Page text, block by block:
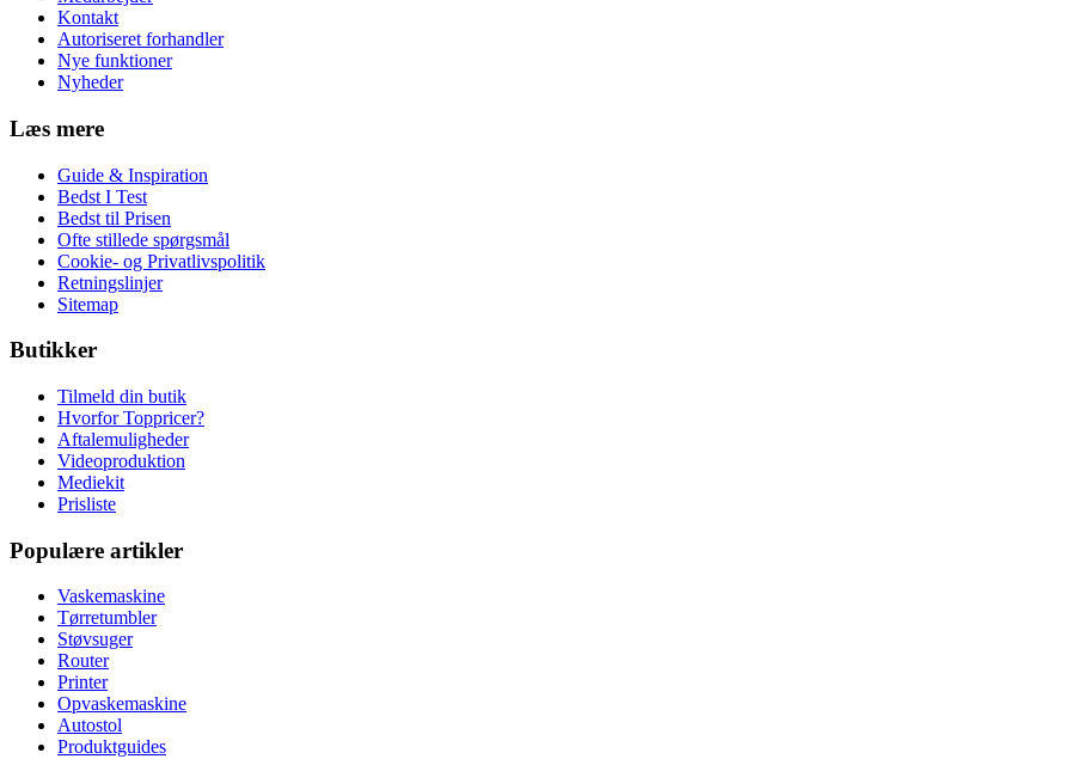
Kontakt
Autoriseret forhandler
Nye funktioner
Nyheder
Læs mere
Guide & Inspiration
Bedst I Test
Bedst til Prisen
Ofte stillede spørgsmål
Cookie- og Privatlivspolitik
Retningslinjer
Sitemap
Butikker
Tilmeld din butik
Hvorfor Toppricer?
Aftalemuligheder
Videoproduktion
Mediekit
Prisliste
Populære artikler
Vaskemaskine
Tørretumbler
Støvsuger
Router
Printer
Opvaskemaskine
Autostol
Produktguides